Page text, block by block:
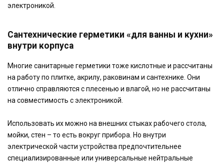
электроникой.
Сантехнические герметики «для ванны и кухни»
внутри корпуса
Многие санитарные герметики тоже кислотные и рассчитаны
на работу по плитке, акрилу, раковинам и сантехнике. Они
отлично справляются с плесенью и влагой, но не рассчитаны
на совместимость с электроникой.
Использовать их можно на внешних стыках рабочего стола,
мойки, стен – то есть вокруг прибора. Но внутри
электрической части устройства предпочтительнее
специализированные или универсальные нейтральные